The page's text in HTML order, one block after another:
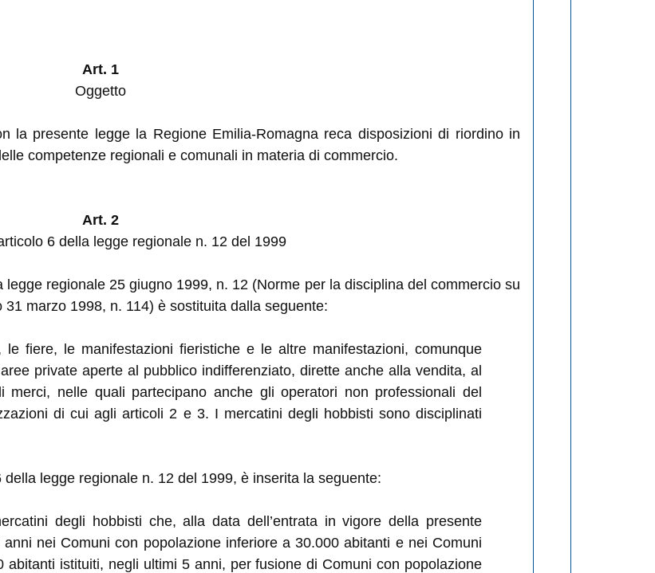
Art. 1
Oggetto
la presente legge la Regione Emilia-Romagna reca disposizioni di riordino in
competenze regionali e comunali in materia di commercio.
Art. 2
6 della legge regionale n. 12 del 1999
regionale 25 giugno 1999, n. 12 (Norme per la disciplina del commercio su
marzo 1998, n. 114) è sostituita dalla seguente:
fiere, le manifestazioni fieristiche e le altre manifestazioni, comunque
private aperte al pubblico indifferenziato, dirette anche alla vendita, al
merci, nelle quali partecipano anche gli operatori non professionali del
di cui agli articoli 2 e 3. I mercatini degli hobbisti sono disciplinati
legge regionale n. 12 del 1999, è inserita la seguente:
degli hobbisti che, alla data dell’entrata in vigore della presente
nei Comuni con popolazione inferiore a 30.000 abitanti e nei Comuni
istituiti, negli ultimi 5 anni, per fusione di Comuni con popolazione